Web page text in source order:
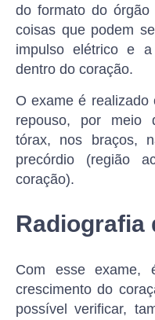
do formato do
coisas que podem
impulso elétrico e
dentro do coração.
O exame é
repouso, por meio
tórax, nos braços,
precórdio (região
coração).
Radiografia
Com esse exame,
crescimento do
possível verificar,